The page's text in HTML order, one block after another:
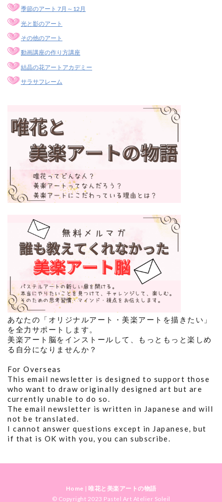
季節のアート 7月～12月
光と影のアート
その他のアート
動画講座の作り方講座
結晶の花アートアカデミー
サラサフレーム
あなたの「オリジナルアート・美楽アートを描きたい」
を全力サポートします。
美楽アート脳をインストールして、もっともっと楽しめ
る自分になりませんか？
For Overseas
This email newsletter is designed to support those
who want to draw originally designed art but are
currently unable to do so.
The email newsletter is written in Japanese and will
not be translated.
I cannot answer questions except in Japanese, but
if that is OK with you, you can subscribe.
Home | 唯花と美楽アートの物語
© Copyright 2023 Pastel Art Atelier Soleil